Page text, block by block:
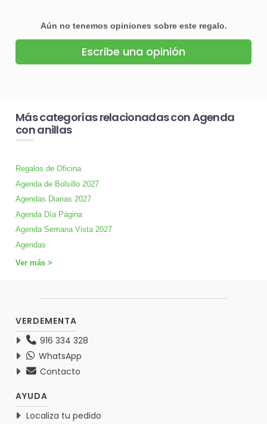
Aún no tenemos opiniones sobre este regalo.
Escribe una opinión
Más categorías relacionadas con Agenda
con anillas
Regalos de Oficina
Agenda de Bolsillo 2027
Agendas Diarias 2027
Agenda Día Página
Agenda Semana Vista 2027
Agendas
Ver más >
VERDEMENTA
916 334 328
WhatsApp
Contacto
AYUDA
Localiza tu pedido